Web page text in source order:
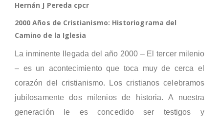
Hernán J Pereda cpcr
2000 Años de Cristianismo: Historiograma del
Camino de la Iglesia
La inminente llegada del año 2000 – El tercer milenio
– es un acontecimiento que toca muy de cerca el
corazón del cristianismo. Los cristianos celebramos
jubilosamente dos milenios de historia. A nuestra
generación le es concedido ser testigos y